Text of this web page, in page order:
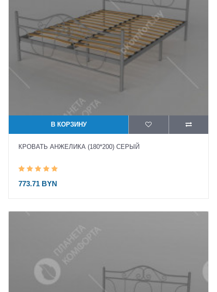
В КОРЗИНУ
КРОВАТЬ АНЖЕЛИКА (180*200) СЕРЫЙ
773.71 BYN